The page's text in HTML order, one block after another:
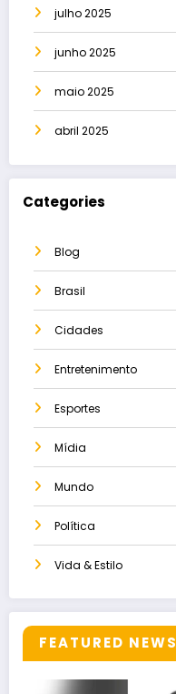
julho 2025
junho 2025
maio 2025
abril 2025
Categories
Blog
Brasil
Cidades
Entretenimento
Esportes
Mídia
Mundo
Política
Vida & Estilo
FEATURED NEWS